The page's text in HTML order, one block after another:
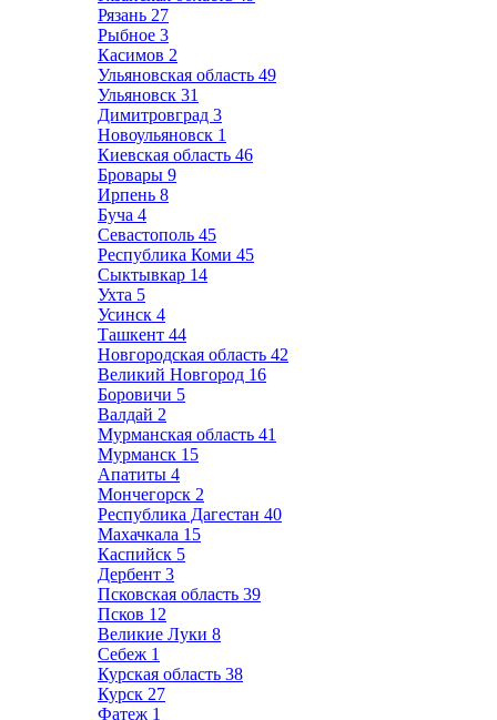
Рязань 27
Рыбное 3
Касимов 2
Ульяновская область 49
Ульяновск 31
Димитровград 3
Новоульяновск 1
Киевская область 46
Бровары 9
Ирпень 8
Буча 4
Севастополь 45
Республика Коми 45
Сыктывкар 14
Ухта 5
Усинск 4
Ташкент 44
Новгородская область 42
Великий Новгород 16
Боровичи 5
Валдай 2
Мурманская область 41
Мурманск 15
Апатиты 4
Мончегорск 2
Республика Дагестан 40
Махачкала 15
Каспийск 5
Дербент 3
Псковская область 39
Псков 12
Великие Луки 8
Себеж 1
Курская область 38
Курск 27
Фатеж 1